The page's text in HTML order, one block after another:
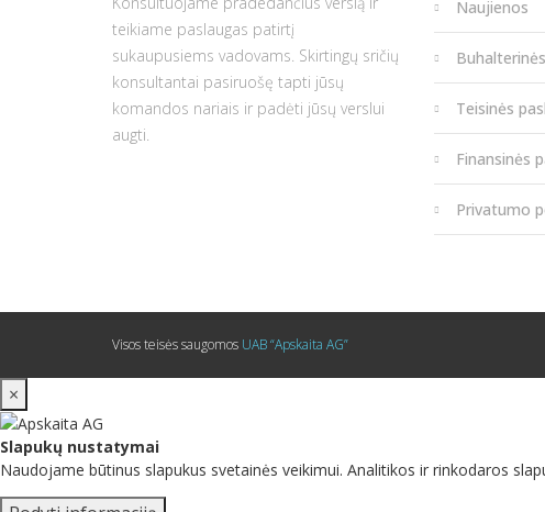
teikiame paslaugas patirtį
sukaupusiems vadovams. Skirtingų sričių
konsultantai pasiruošę tapti jūsų
komandos nariais ir padėti jūsų verslui
augti.
Naujienos
Teisinės
Finansinės
Privatumo
Visos teisės saugomos UAB “Apskaita AG”
×
Slapukų nustatymai
Naudojame būtinus slapukus svetainės veikimui. Analitikos ir rinkodaros